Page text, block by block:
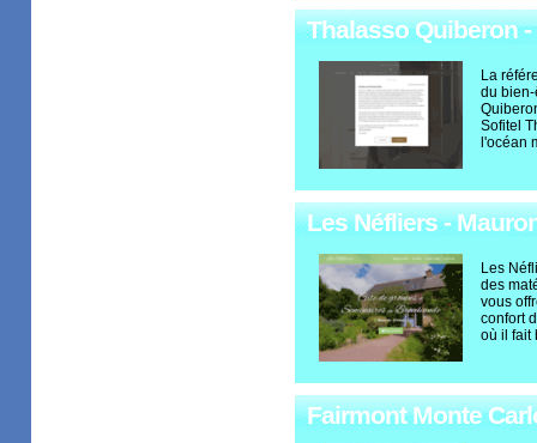
Thalasso Quiberon
La
du
Sofitel
l'océan
Les Néfliers -
Les
des
vous
confort
où il fait
Fairmont Monte